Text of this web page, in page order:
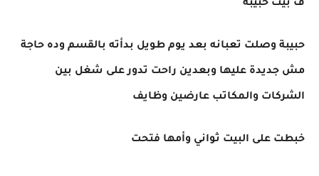
ف بيت حبيبة
حبيبة وصلت تعبانه بعد يوم طويل بدأته بالقسم وده حاجة
مش جديدة عليها وبعدين راحت تدور على شغل بين
الشركات والمكاتب عارضين وظايف
خبطت على البيت ثواني وأمها فتحت